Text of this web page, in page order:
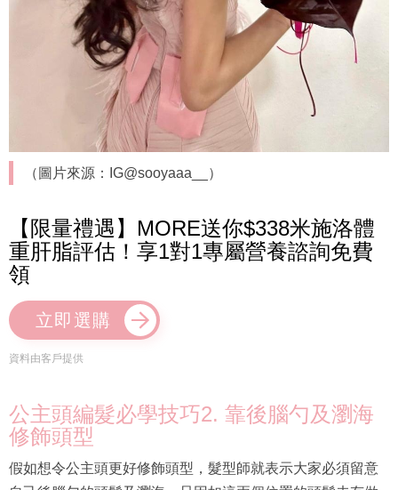
（圖片來源：IG@sooyaaa__）
【限量禮遇】MORE送你$338米施洛體
重肝脂評估！享1對1專屬營養諮詢免費
領
立即選購
資料由客戶提供
修飾頭型
假如想令公主頭更好修飾頭型，髮型師就表示大家必須留意
自己後腦勺的頭髮及瀏海，只因如這兩個位置的頭髮未有做